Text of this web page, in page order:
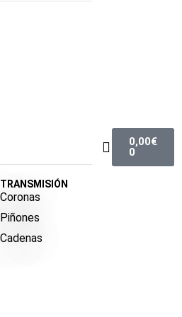
TRANSMISIÓN
Coronas
Piñones
Cadenas
0,00€
0